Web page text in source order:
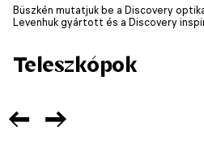
Büszkén mutatjuk be a Discovery
Levenhuk gyártott és a Discovery
Teleszkópok